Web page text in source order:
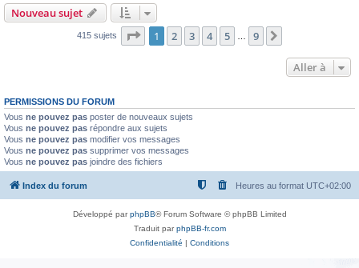
Nouveau sujet
415 sujets Page 1sur9
1 2 3 4 5 9
Aller à
PERMISSIONS DU FORUM
Vous ne pouvez pas poster de nouveaux sujets
Vous ne pouvez pas répondre aux sujets
Vous ne pouvez pas modifier vos messages
Vous ne pouvez pas supprimer vos messages
Vous ne pouvez pas joindre des fichiers
Index du forum Heures au format UTC+02:00
Développé parphpBB® Forum Software © phpBB Limited
Traduit parphpBB-fr.com
Confidentialité
Conditions